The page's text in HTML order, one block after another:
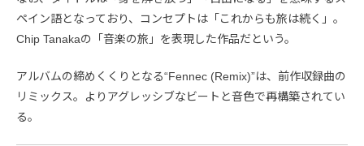
ペイン語となっており、コンセプトは「これからも旅は続く」。
Chip Tanakaの「音楽の旅」を表現した作品だという。
アルバムの締めくくりとなる“Fennec (Remix)”は、前作収録曲の
リミックス。よりアグレッシブなビートと音色で再構築されてい
る。